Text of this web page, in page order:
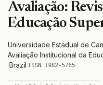
Avaliação:
Educação
Universidade Estadual de
Avaliação Institucional da
·Brazil·ISSN 1982-5765